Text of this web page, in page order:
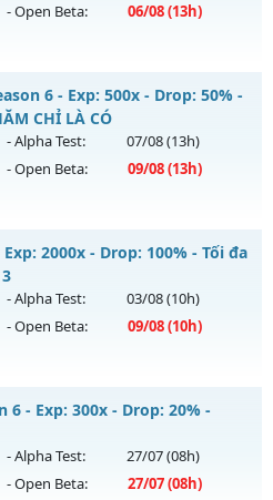
- Open Beta: 06/08(13h)
Full Custom New 2026
máy chủBăng
6 - Exp: 500x - Drop: 50% -
CHỈ LÀ CÓ
- Alpha Test: 07/08(13h)
- Open Beta: 09/08(13h)
CÀY CUỐC, CHĂM CHỈ LÀ
máy chủ
Hoài Niệmvào 13h
2000x - Drop: 100% - Tối đa
- Alpha Test: 03/08(10h)
- Open Beta: 09/08(10h)
full thần và wing 3
máy chủ
6 - Exp: 300x - Drop: 20% -
- Alpha Test: 27/07(08h)
- Open Beta: 27/07(08h)